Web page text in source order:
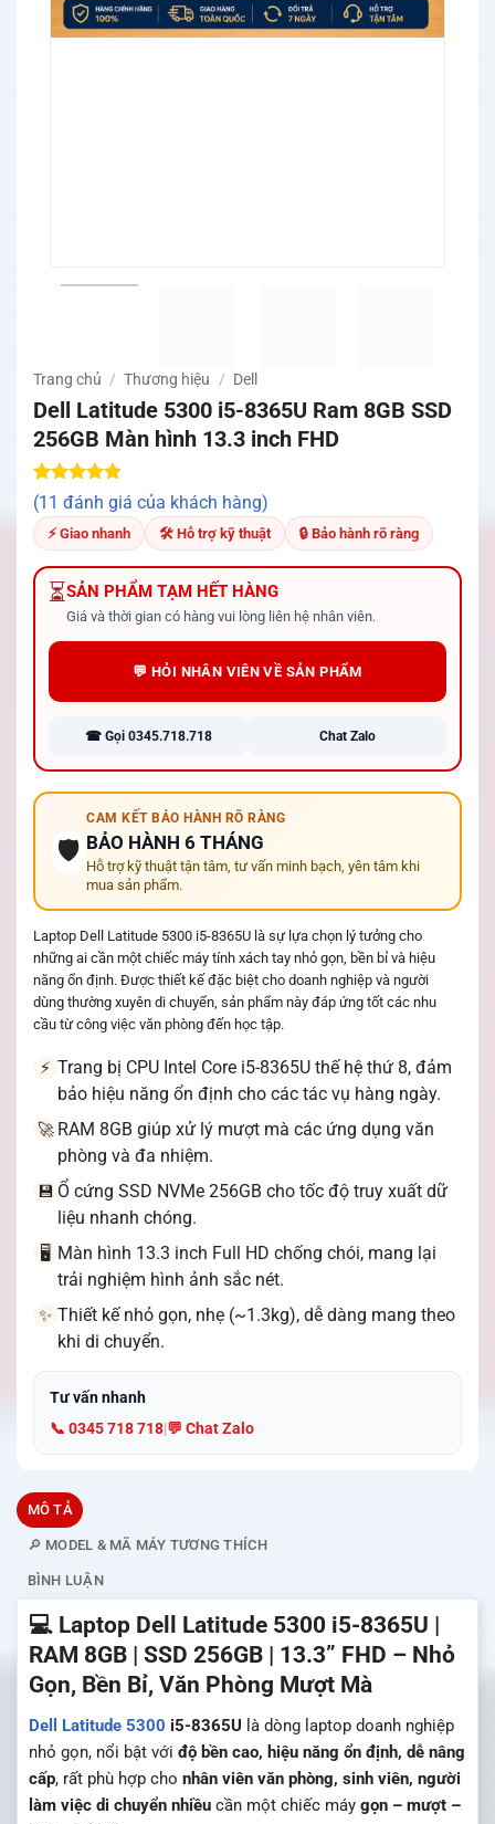
Trang chủ / Thương hiệu / Dell
Dell Latitude 5300 i5-8365U Ram 8GB SSD
256GB Màn hình 13.3 inch FHD
4.82trên 5
dựa trên
11
đánh giá
(11 đánh giá của khách hàng)
⚡ Giao nhanh 🛠 Hỗ trợ kỹ thuật 🔒 Bảo hành rõ ràng
⏳SẢN PHẨM TẠM HẾT HÀNG
Giá và thời gian có hàng vui lòng liên hệ nhân viên.
💬 HỎI NHÂN VIÊN VỀ SẢN PHẨM
☎ Gọi 0345.718.718 Chat Zalo
🛡️
CAM KẾT BẢO HÀNH RÕ RÀNG
BẢO HÀNH 6 THÁNG
Hỗ trợ kỹ thuật tận tâm, tư vấn minh bạch, yên tâm khi
mua sản phẩm.
Laptop Dell Latitude 5300 i5-8365U là sự lựa chọn lý tưởng cho
những ai cần một chiếc máy tính xách tay nhỏ gọn, bền bỉ và hiệu
năng ổn định. Được thiết kế đặc biệt cho doanh nghiệp và người
dùng thường xuyên di chuyển, sản phẩm này đáp ứng tốt các nhu
cầu từ công việc văn phòng đến học tập.
⚡ Trang bị CPU Intel Core i5-8365U thế hệ thứ 8, đảm
bảo hiệu năng ổn định cho các tác vụ hàng ngày.
🚀 RAM 8GB giúp xử lý mượt mà các ứng dụng văn
phòng và đa nhiệm.
💾 Ổ cứng SSD NVMe 256GB cho tốc độ truy xuất dữ
liệu nhanh chóng.
🖥️ Màn hình 13.3 inch Full HD chống chói, mang lại
trải nghiệm hình ảnh sắc nét.
✨ Thiết kế nhỏ gọn, nhẹ (~1.3kg), dễ dàng mang theo
khi di chuyển.
Tư vấn nhanh
📞 0345 718 718|💬 Chat Zalo
MÔ TẢ
🔎 MODEL & MÃ MÁY TƯƠNG THÍCH
BÌNH LUẬN
💻 Laptop Dell Latitude 5300 i5-8365U |
RAM 8GB | SSD 256GB | 13.3” FHD – Nhỏ
Gọn, Bền Bỉ, Văn Phòng Mượt Mà
Dell Latitude 5300 i5-8365U là dòng laptop doanh nghiệp
nhỏ gọn, nổi bật với độ bền cao, hiệu năng ổn định, dễ nâng
cấp, rất phù hợp cho nhân viên văn phòng, sinh viên, người
làm việc di chuyển nhiều cần một chiếc máy gọn – mượt –